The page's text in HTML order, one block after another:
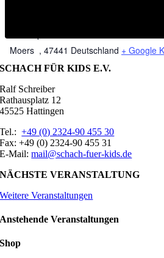
Rathausplatz 1
Moers , 47441 Deutschland + Google
SCHACH FÜR KIDS E.V.
Ralf Schreiber
Rathausplatz 12
45525 Hattingen
Tel.:+49 (0) 2324-90 455 30
Fax: +49 (0) 2324-90 455 31
E-Mail:mail@schach-fuer-kids.de
NÄCHSTE VERANSTALTUNG
Weitere Veranstaltungen
Anstehende Veranstaltungen
Shop